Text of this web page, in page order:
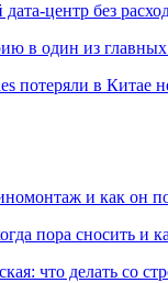
дата-центр без
в один из
потеряли в Китае
и как он
пора сносить и
что делать со